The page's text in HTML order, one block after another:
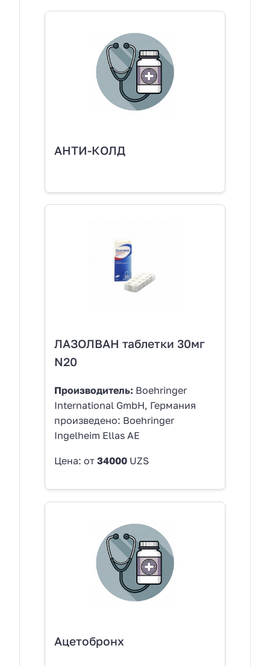
АНТИ-КОЛД
ЛАЗОЛВАН таблетки 30мг
N20
Производитель: Boehringer
International GmbH, Германия
произведено: Boehringer
Ingelheim Ellas AE
Цена: от 34000 UZS
Ацетобронх